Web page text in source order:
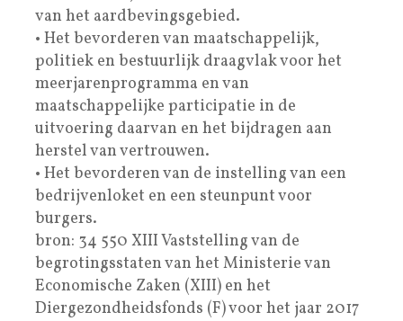
van het aardbevingsgebied.
• Het bevorderen van maatschappelijk,
politiek en bestuurlijk draagvlak voor het
meerjarenprogramma en van
maatschappelijke participatie in de
uitvoering daarvan en het bijdragen aan
herstel van vertrouwen.
• Het bevorderen van de instelling van een
bedrijvenloket en een steunpunt voor
burgers.
bron: 34 550 XIII Vaststelling van de
begrotingsstaten van het Ministerie van
Economische Zaken (XIII) en het
Diergezondheidsfonds (F) voor het jaar 2017